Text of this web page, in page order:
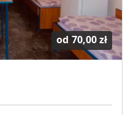
od 70,00 zł